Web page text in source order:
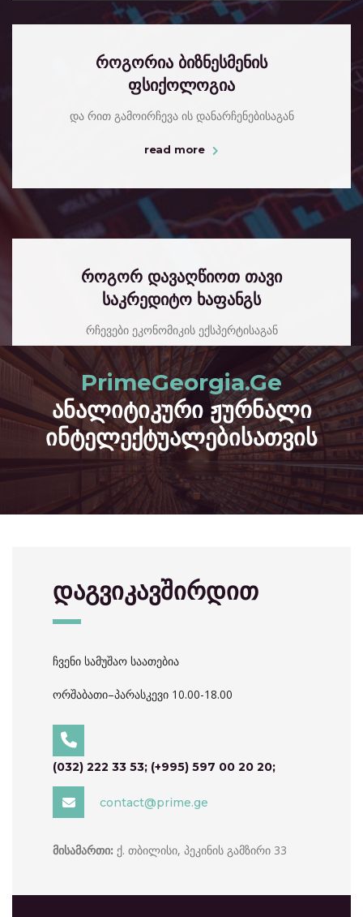
როგორია ბიზნესმენის
ფსიქოლოგია
და რით გამოირჩევა ის დანარჩენებისაგან
read more
როგორ დავაღწიოთ თავი
საკრედიტო ხაფანგს
რჩევები ეკონომიკის ექსპერტისაგან
read more
PrimeGeorgia.Ge
ანალიტიკური ჟურნალი
ინტელექტუალებისათვის
დაგვიკავშირდით
ჩვენი სამუშაო საათებია
ორშაბათი–პარასკევი 10.00-18.00
(032) 222 33 53; (+995) 597 00 20 20;
contact@prime.ge
მისამართი: ქ. თბილისი, პეკინის გამზირი 33